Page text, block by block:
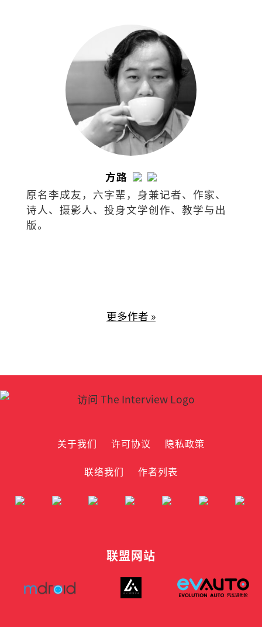
方路
原名李成友，六字辈，身兼记者、作家、
诗人、摄影人、投身文学创作、教学与出
版。
更多作者 »
关于我们 许可协议
隐私政策
联络我们
作者列表
联盟网站